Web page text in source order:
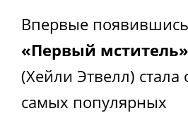
Впервые
«Первый мститель»
(Хейли Этвелл)
самых популярных